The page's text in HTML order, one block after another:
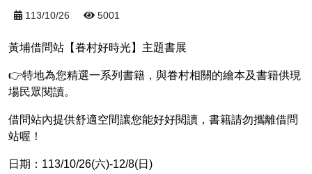
113/10/26 5001
黃埔借問站【眷村好時光】主題書展
👉特地為您精選一系列書籍，與眷村相關的繪本及書籍供現
場民眾閱讀。
借問站內提供舒適空間讓您能好好閱讀，書籍請勿攜離借問
站喔！
日期：113/10/26(六)-12/8(日)